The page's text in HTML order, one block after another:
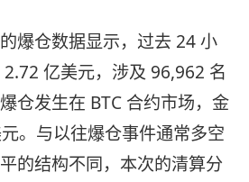
爆仓数据显示，过去 24 小
亿美元，涉及 96,962 名
仓发生在 BTC 合约市场，金
。与以往爆仓事件通常多空
的结构不同，本次的清算分